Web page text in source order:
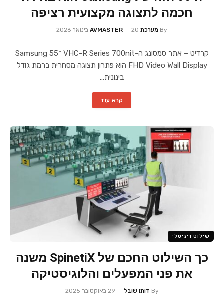
חכמה לתצוגה מקצועית רציפה
By מערכת AVMASTER 20 בינואר 2026
קרדיט – אתר סמסונג ה-Samsung 55″ VHC-R Series 700nit
FHD Video Wall Display הוא פתרון תצוגה מסחרית ברמת גודל
בינונית…
קרא עוד
שילוט דיגיטלי
כך השילוט החכם של SpinetiX משנה
את פני המפעלים והלוגיסטיקה
By דותן שובל 29 באוקטובר 2025